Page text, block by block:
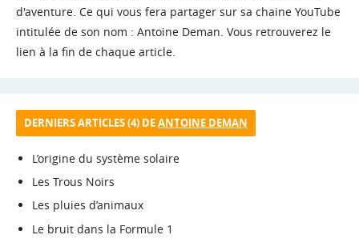
d'aventure. Ce qui vous fera partager sur sa chaine YouTube
intitulée de son nom : Antoine Deman. Vous retrouverez le
lien à la fin de chaque article.
DERNIERS ARTICLES (4) DEANTOINE DEMAN
L’origine du système solaire
Les Trous Noirs
Les pluies d’animaux
Le bruit dans la Formule 1